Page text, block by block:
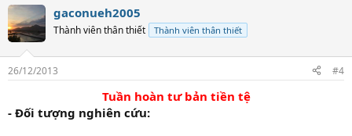
gaconueh2005
Thành viên thân thiết Thành viên thân thiết
26/12/2013 #4
Tuần hoàn tư bản tiền tệ
- Đối tượng nghiên cứu: